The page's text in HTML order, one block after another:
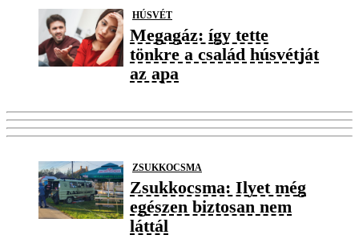
HÚSVÉT
Megagáz: így tette
tönkre a család húsvétját
az apa
ZSUKKOCSMA
Zsukkocsma: Ilyet még
egészen biztosan nem
láttál